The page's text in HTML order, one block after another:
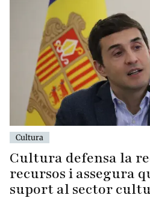
Cultura
Cultura defensa la
recursos i assegura
suport al sector